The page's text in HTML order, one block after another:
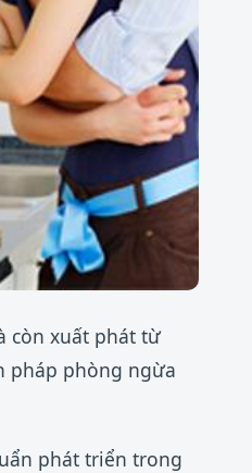
còn xuất phát từ
pháp phòng ngừa
phát triển trong